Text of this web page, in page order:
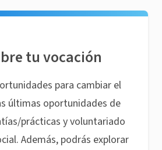
tu vocación
para cambiar el
últimas oportunidades de
prácticas y voluntariado
Además, podrás explorar